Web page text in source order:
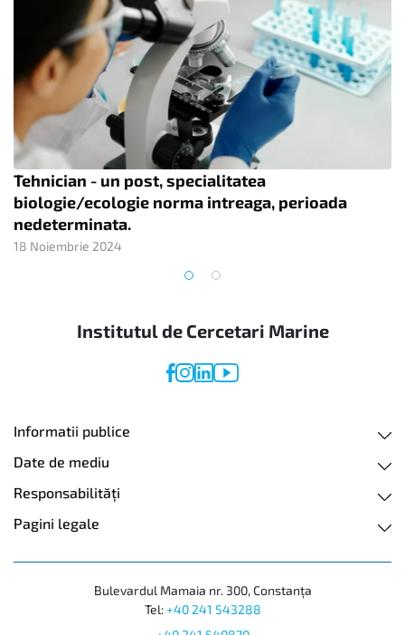
Tehnician - un post, specialitatea
biologie/ecologie norma intreaga, perioada
nedeterminata.
18 Noiembrie 2024
Institutul de Cercetari Marine
Informatii publice
Date de mediu
Responsabilităţi
Pagini legale
Bulevardul Mamaia nr. 300, Constanța
Tel:+40 241 543288